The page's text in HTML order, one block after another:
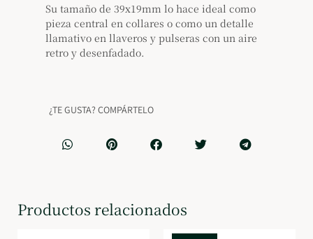
Su tamaño de 39x19mm lo hace ideal como
pieza central en collares o como un detalle
llamativo en llaveros y pulseras con un aire
retro y desenfadado.
¿TE GUSTA? COMPÁRTELO
Productos relacionados